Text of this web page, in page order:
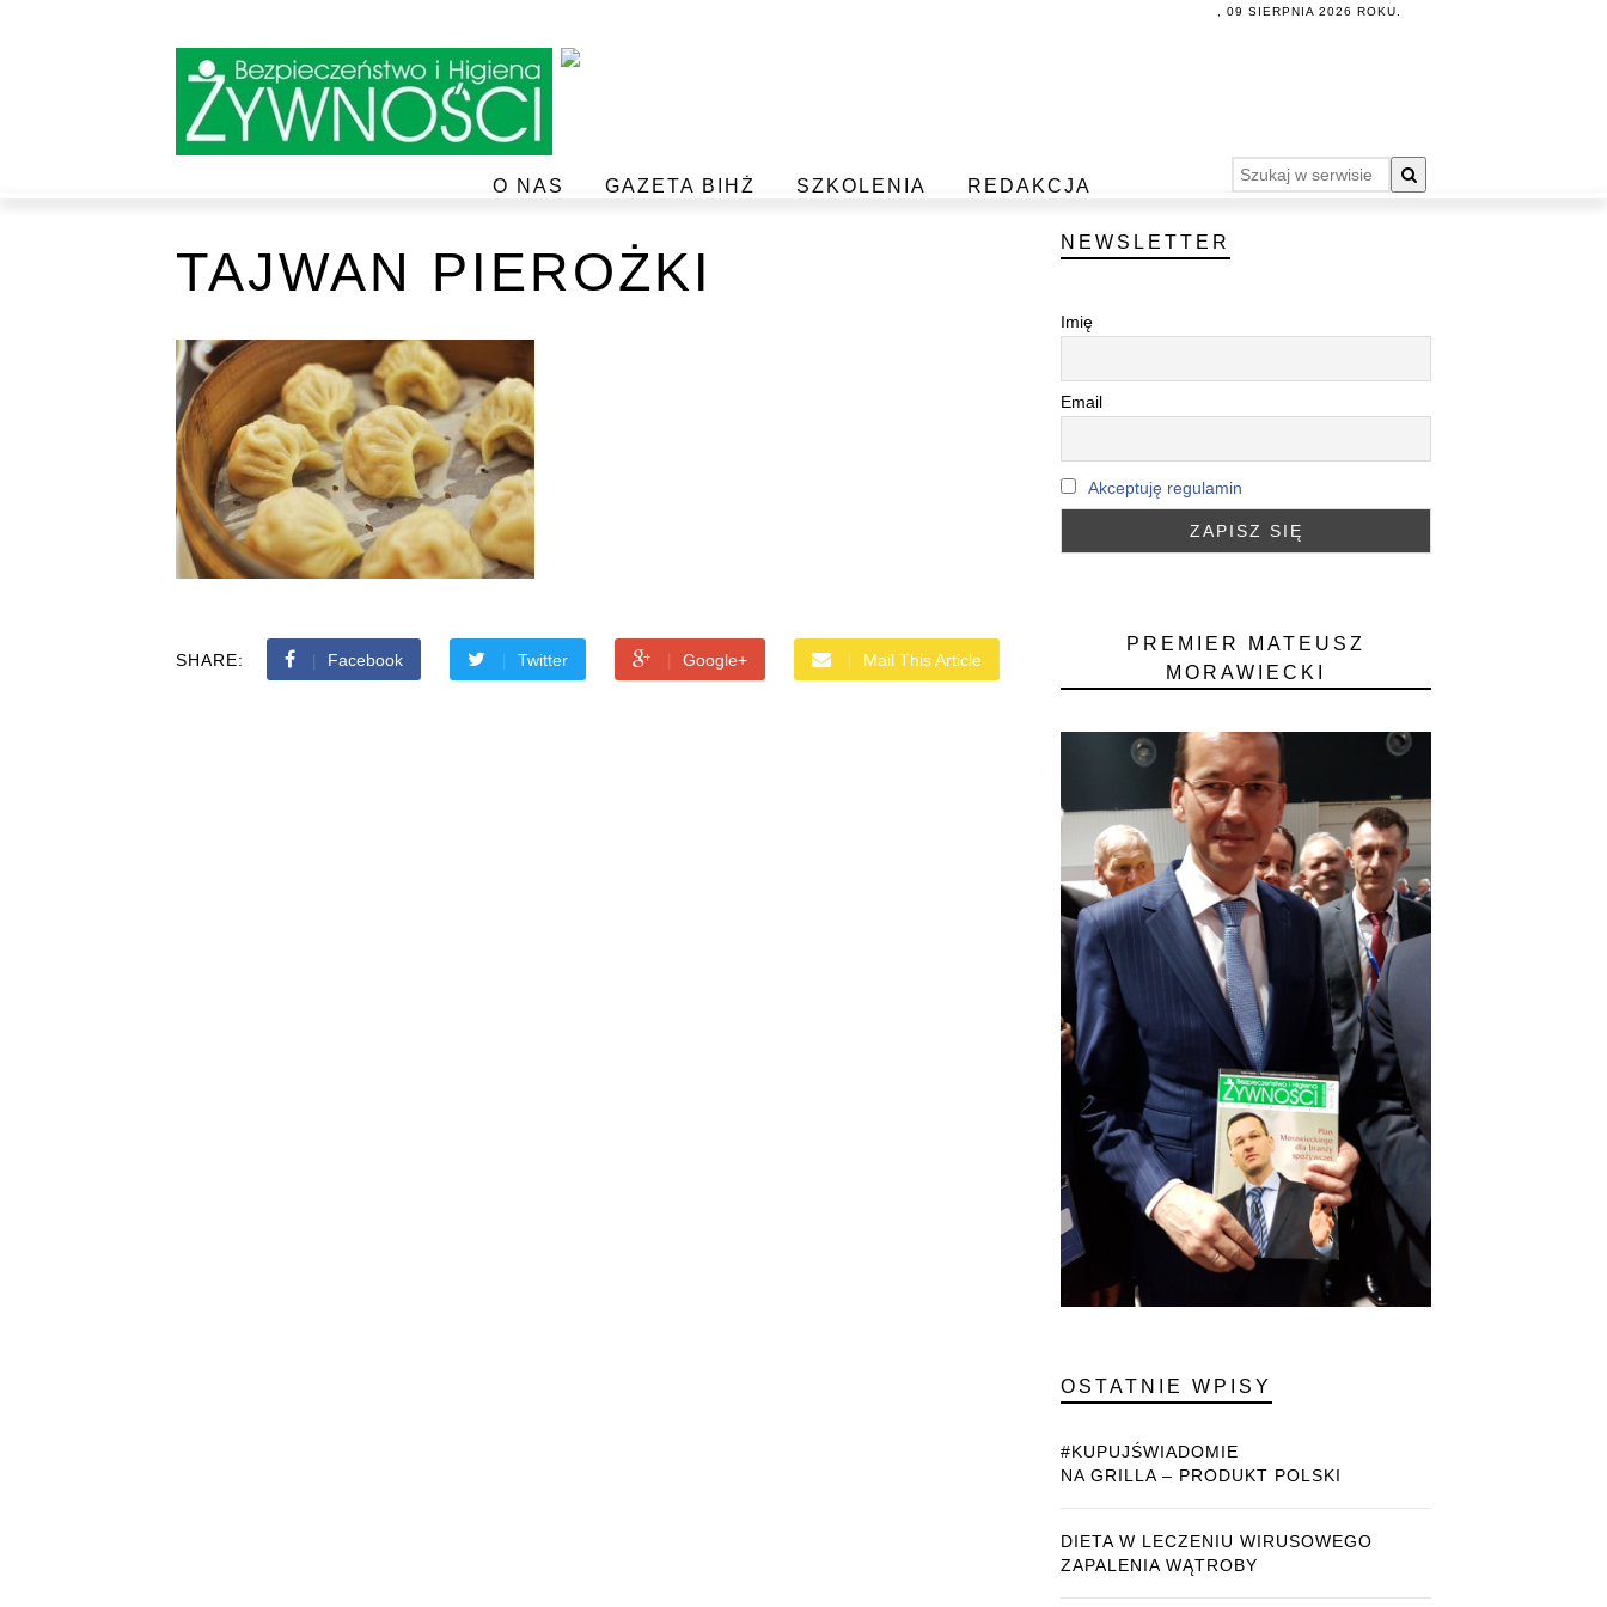
, 09 SIERPNIA 2026 ROKU.
O NAS GAZETA BIHŻ SZKOLENIA REDAKCJA
TAJWAN PIEROŻKI
SHARE: Facebook Twitter Google+ Mail This Article
NEWSLETTER
Imię
Email
Akceptuję regulamin
PREMIER MATEUSZ
MORAWIECKI
OSTATNIE WPISY
#KUPUJŚWIADOMIE
NA GRILLA – PRODUKT POLSKI
DIETA W LECZENIU WIRUSOWEGO
ZAPALENIA WĄTROBY